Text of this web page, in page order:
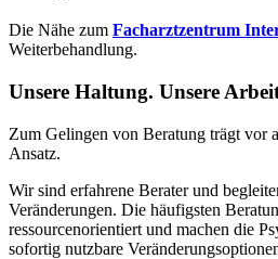
Die Nähe zum Facharztzentrum
Weiterbehandlung.
Unsere Haltung. Unsere
Zum Gelingen von Beratung trägt vor
Ansatz.
Wir sind erfahrene Berater und
Veränderungen. Die häufigsten
ressourcenorientiert und machen die
sofortig nutzbare